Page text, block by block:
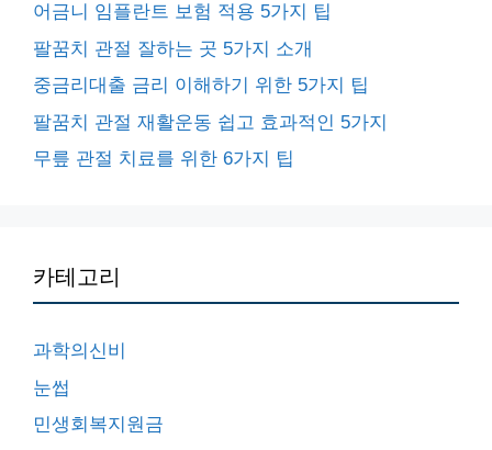
어금니 임플란트 보험 적용 5가지 팁
팔꿈치 관절 잘하는 곳 5가지 소개
중금리대출 금리 이해하기 위한 5가지 팁
팔꿈치 관절 재활운동 쉽고 효과적인 5가지
무릎 관절 치료를 위한 6가지 팁
카테고리
과학의신비
눈썹
민생회복지원금